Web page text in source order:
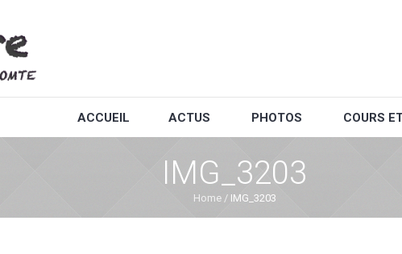
ACCUEIL ACTUS PHOTOS COURS
IMG_3203
Home / IMG_3203